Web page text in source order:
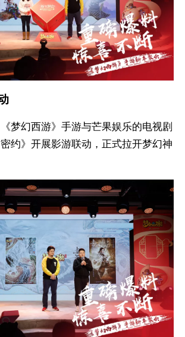
幻西游》手游与芒果娱乐的电视剧
密约》开展影游联动，正式拉开梦幻神